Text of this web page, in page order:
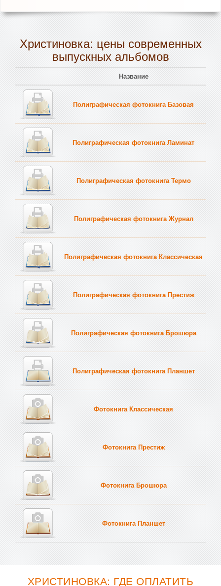
Христиновка: цены современных
выпускных альбомов
Название
Полиграфическая фотокнига Базовая
Полиграфическая фотокнига Ламинат
Полиграфическая фотокнига Термо
Полиграфическая фотокнига Журнал
Полиграфическая фотокнига Классическая
Полиграфическая фотокнига Престиж
Полиграфическая фотокнига Брошюра
Полиграфическая фотокнига Планшет
Фотокнига Классическая
Фотокнига Престиж
Фотокнига Брошюра
Фотокнига Планшет
ХРИСТИНОВКА: ГДЕ ОПЛАТИТЬ